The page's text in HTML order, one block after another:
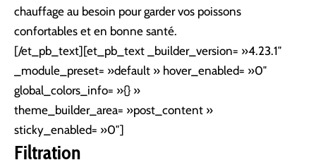
chauffage au besoin pour garder vos poissons
confortables et en bonne santé.
[/et_pb_text][et_pb_text _builder_version= »4.23.1″
_module_preset= »default » hover_enabled= »0″
global_colors_info= »{} »
theme_builder_area= »post_content »
sticky_enabled= »0″]
Filtration